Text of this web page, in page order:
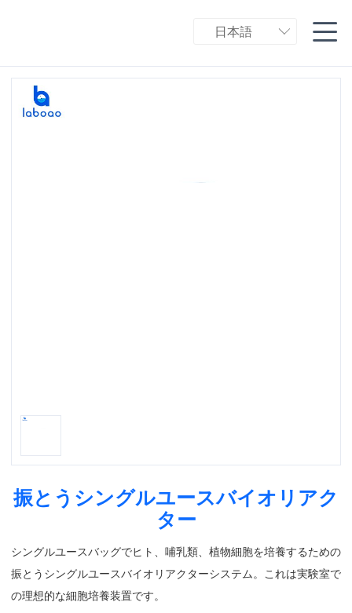
日本語  
振とうシングルユースバイオリアク
ター
シングルユースバッグでヒト、哺乳類、植物細胞を培養するための
振とうシングルユースバイオリアクターシステム。これは実験室で
の理想的な細胞培養装置です。